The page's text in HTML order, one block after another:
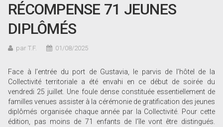
RÉCOMPENSE 71 JEUNES
DIPLÔMÉS
par T.F. 01/08/2025
Face à l’entrée du port de Gustavia, le parvis de l’hôtel de la
Collectivité territoriale a été envahi en ce début de soirée du
vendredi 25 juillet. Une foule dense constituée essentiellement de
familles venues assister à la cérémonie de gratification des jeunes
diplômés organisée chaque année par la Collectivité. Pour cette
édition, pas moins de 71 enfants de l’île vont être distingués.